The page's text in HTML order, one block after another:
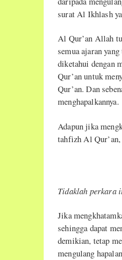
surat Al Ikhlash
Al Qur’an Allah
semua ajaran
diketahui dengan
Qur’an untuk
Qur’an. Dan
menghapalkannya.
Adapun jika
tahfizh Al Qur’an,
Tidaklah perkara
Jika
sehingga dapat
demikian, tetap
mengulang